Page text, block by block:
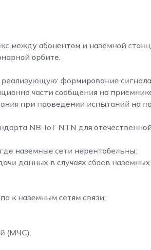
между абонентом и наземной
орбите.
формирование
части сообщения на
при проведении испытаний на
NB-IoT NTN для
наземные сети нерентабельны;
данных в случаях сбоев наземных
к наземным сетям связи;
(МЧС).